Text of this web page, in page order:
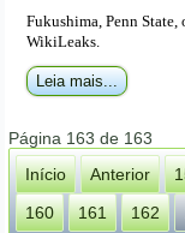
Fukushima, Penn
WikiLeaks.
Leia mais...
Página 163 de 163
Início
Anterior
160
161 162